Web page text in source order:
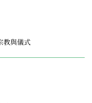
教與儀式